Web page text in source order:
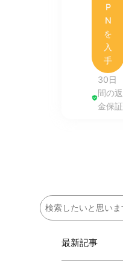
P
N
を
入
手
30日
間の返
金保証
検
索
最新記事